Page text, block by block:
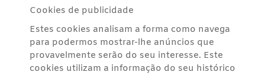
Cookies de publicidade
Estes cookies analisam a forma como navega
para podermos mostrar-lhe anúncios que
provavelmente serão do seu interesse. Este
cookies utilizam a informação do seu histórico